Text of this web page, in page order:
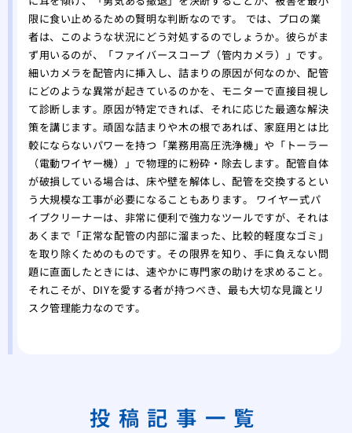
限に食い止めるための賢明な判断なのです。 では、プロの業
者は、このような状況にどう対処するのでしょうか。彼らがま
ず用いるのが、「ファイバースコープ（管内カメラ）」です。
細いカメラを配管内に挿入し、詰まりの原因が何なのか、配管
にどのような異常が起きているのかを、モニターで直接目視し
て診断します。原因が特定できれば、それに応じた最適な解決
策を講じます。頑固な詰まりや木の根であれば、家庭用とは比
較にならないパワーを持つ「業務用高圧洗浄機」や「トーラー
（電動ワイヤー機）」で物理的に粉砕・除去します。配管自体
が破損している場合は、床や壁を解体し、配管を交換するとい
う大規模な工事が必要になることもあります。 ワイヤー式パ
イプクリーナーは、非常に便利で強力なツールですが、それは
あくまで「正常な配管の内部に溜まった、比較的軽度なゴミ」
を取り除くためのものです。その限界を知り、手に負えない問
題に直面したときには、速やかに専門家の助けを求めること。
それこそが、DIYを愛する者が持つべき、最も大切な見識とリ
スク管理能力なのです。
投稿記事一覧